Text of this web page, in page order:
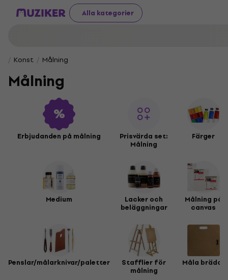
Alla kategorier
Konst Målning
Målning
Erbjudanden på målning Prisvärda set:
Målning
Färger
Medium Lacker och
beläggningar
Målning på
canvas
Penslar/målarknivar/paletter Stafflier för
målning
Måla brädor